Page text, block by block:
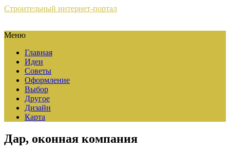
Строительный интернет-портал
Меню
Главная
Идеи
Советы
Оформление
Выбор
Другое
Дизайн
Карта
Дар, оконная компания